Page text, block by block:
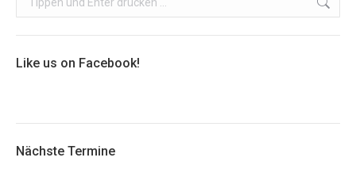
Like us on Facebook!
Nächste Termine